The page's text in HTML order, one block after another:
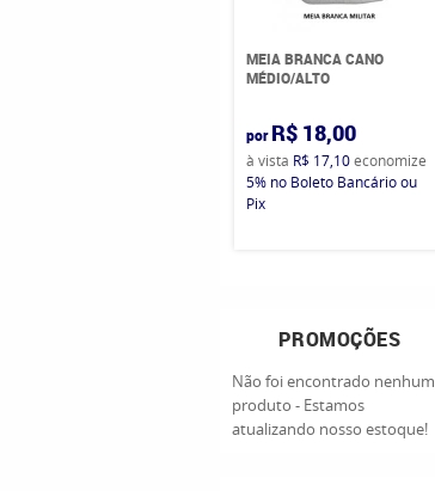
MEIA BRANCA CANO
MÉDIO/ALTO
por R$ 18,00
à vista R$ 17,10economize
5% no Boleto Bancário ou
Pix
PROMOÇÕES
Não foi encontrado nenhum
produto - Estamos
atualizando nosso estoque!